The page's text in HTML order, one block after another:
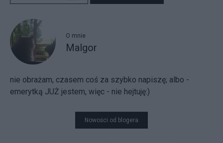
O mnie
Malgor
nie obrażam, czasem coś za szybko napiszę; albo -
emerytką JUŻ jestem, więc - nie hejtuję:)
Nowości od blogera